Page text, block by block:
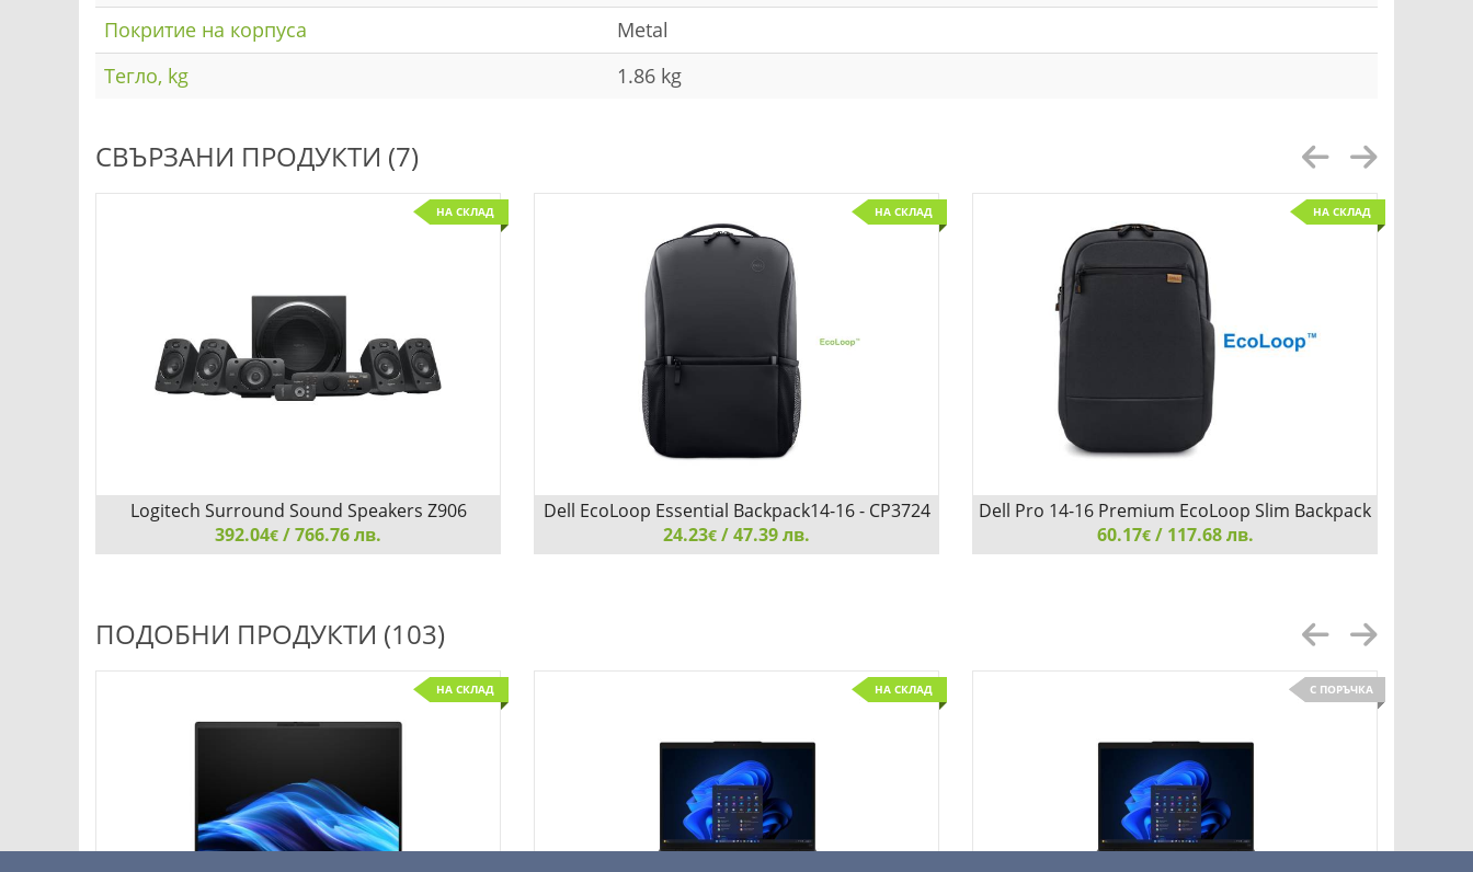
Покритие на корпуса
Metal
Тегло, kg
1.86 kg
СВЪРЗАНИ ПРОДУКТИ (7)
НА СКЛАД
Logitech Surround Sound Speakers Z906
392.04€ / 766.76 лв.
НА СКЛАД
Dell EcoLoop Essential Backpack14-16 - CP3724
24.23€ / 47.39 лв.
НА СКЛАД
Dell Pro 14-16 Premium EcoLoop Slim Backpack
- CP7625S
60.17€/ 117.68 лв.
ПОДОБНИ ПРОДУКТИ (103)
НА СКЛАД НА СКЛАД С ПОРЪЧКА